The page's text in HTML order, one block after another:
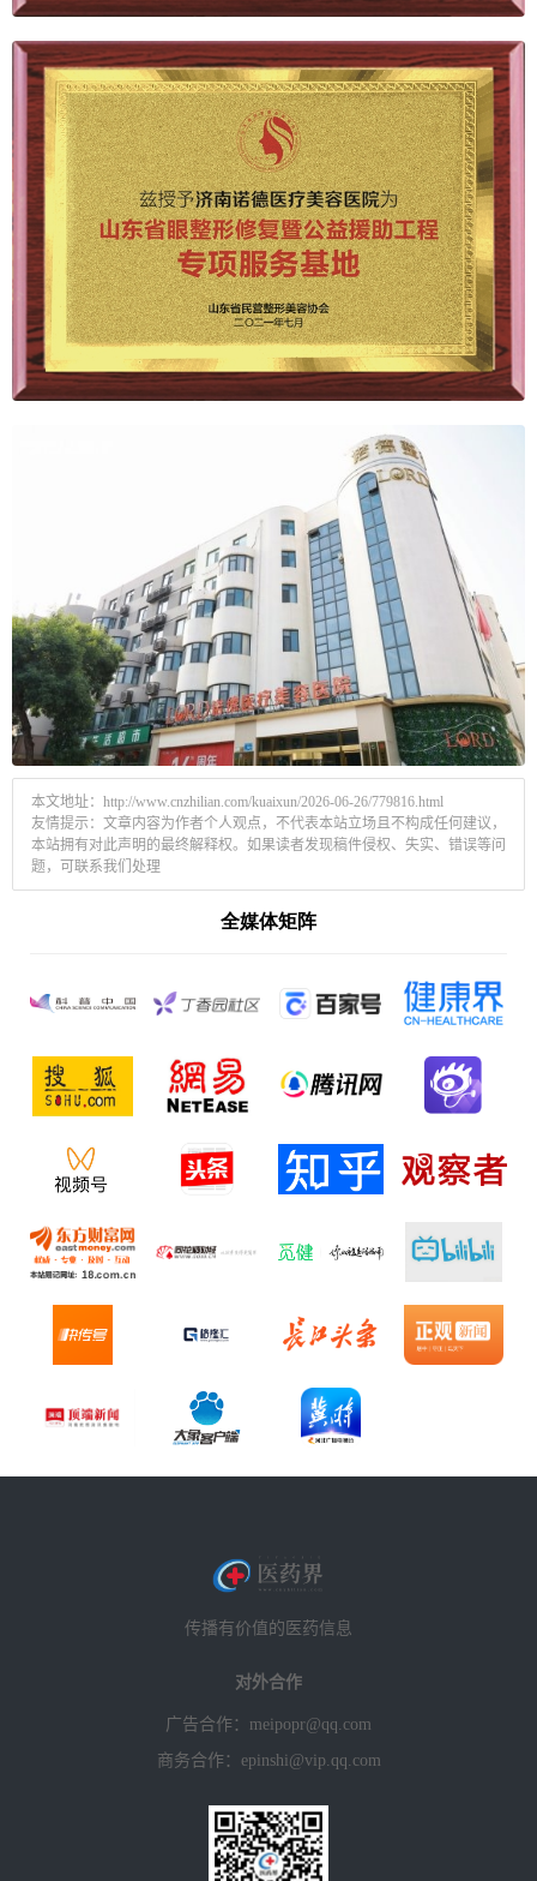
本文地址： http://www.cnzhilian.com/kuaixun/2026-06-26/779816.html
友情提示：文章内容为作者个人观点，不代表本站立场且不构成任何建议，
本站拥有对此声明的最终解释权。如果读者发现稿件侵权、失实、错误等问
题，可联系我们处理
传播有价值的医药信息
对外合作
广告合作：meipopr@qq.com
商务合作：epinshi@vip.qq.com